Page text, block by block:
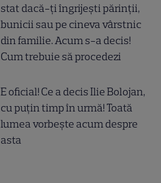
stat dacă-ți îngrijești părinții,
bunicii sau pe cineva vârstnic
din familie. Acum s-a decis!
Cum trebuie să procedezi
E oficial! Ce a decis Ilie Bolojan,
cu puțin timp în urmă! Toată
lumea vorbește acum despre
asta